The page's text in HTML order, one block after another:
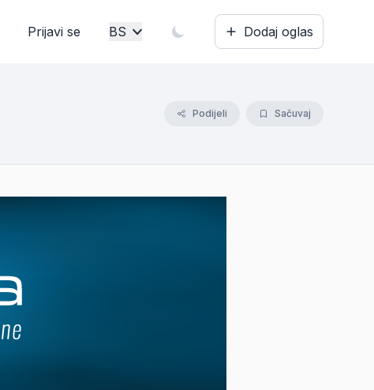
Prijavi se BS Dodaj oglas
Podijeli Sačuvaj